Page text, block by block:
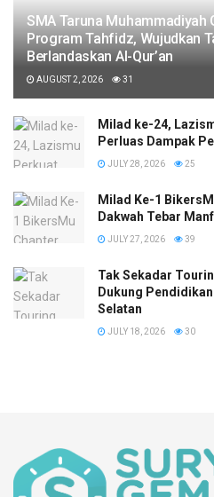
SMA Taruna Muhammadiyah
Program Tahfidz, Wujudkan
Berlandaskan Al-Qur’an
AUGUST 2, 2026 31
Milad ke-24,
Perluas Dampak
JULY 28, 2026 25
Milad Ke-1
Dakwah Tebar
JULY 27, 2026 39
Tak Sekadar
Dukung
Selatan
JULY 18, 2026 30